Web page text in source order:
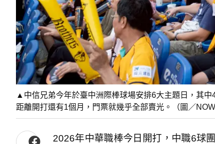
▲中信兄弟今年於臺中洲際棒球場安排6大主題日，其
距離開打還有1個月，門票就幾乎全部賣光。（圖／
2026年中華職棒今日開打，中職6球